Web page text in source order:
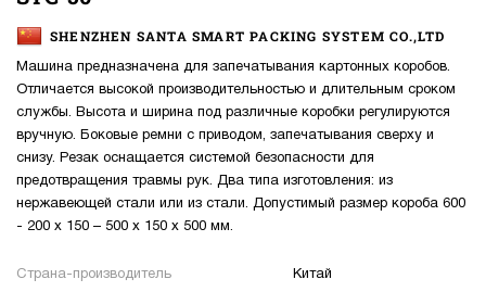
SHENZHEN SANTA SMART PACKING SYSTEM CO.,LTD
Машина предназначена для запечатывания картонных коробов.
Отличается высокой производительностью и длительным сроком
службы. Высота и ширина под различные коробки регулируются
вручную. Боковые ремни с приводом, запечатывания сверху и
снизу. Резак оснащается системой безопасности для
предотвращения травмы рук. Два типа изготовления: из
нержавеющей стали или из стали. Допустимый размер короба 600
- 200 x 150 – 500 x 150 x 500 мм.
Страна-производитель Китай